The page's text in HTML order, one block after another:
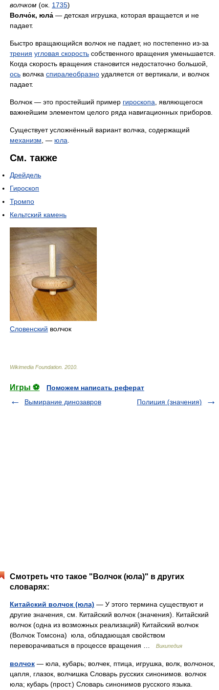
волчком (ок. 1735)
Волчо́к, юла́ — детская игрушка, которая вращается и не
падает.
Быстро вращающийся волчок не падает, но постепенно из-за
трения угловая скорость собственного вращения уменьшается.
Когда скорость вращения становится недостаточно большой,
ось волчка спиралеобразно удаляется от вертикали, и волчок
падает.
Волчок — это простейший пример гироскопа , являющегося
важнейшим элементом целого ряда навигационных приборов.
Существует усложнённый вариант волчка, содержащий
механизм , — юла
См. также
Дрейдель
Гироскоп
Тромпо
Кельтский камень
Словенский волчок
Wikimedia Foundation 2010
Игры ⚽
Поможем написать реферат
Вымирание динозавров
Полиция (значения)
Смотреть что такое "Волчок (юла)" в других
словарях:
Китайский волчок (юла) — У этого термина существуют и
другие значения, см. Китайский волчок (значения). Китайский
волчок (одна из возможных реализаций) Китайский волчок
(Волчок Томсона) юла, обладающая свойством
переворачиваться в процессе вращения …
Википедия
волчок — юла, кубарь; волчек, птица, игрушка, волк, волчонок,
цапля, глазок, волчишка Словарь русских синонимов. волчок
юла; кубарь (прост.) Словарь синонимов русского языка.